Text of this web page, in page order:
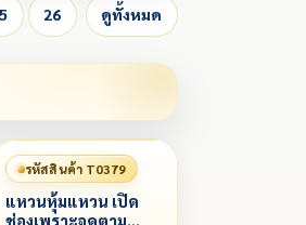
26 ดูทั้งหมด
รหัสสินค้า T0379
แหวนหุ้มแหวน เปิด
ช่องเพราะจุดตาม